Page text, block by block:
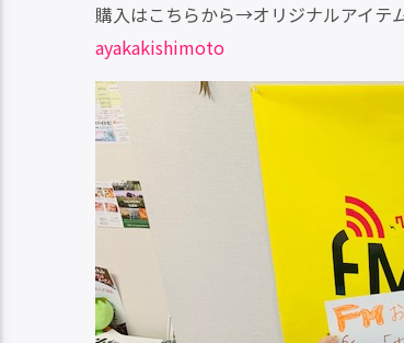
ヤ
ー
購入はこちらから→オリジナルアイテ
ayakakishimoto